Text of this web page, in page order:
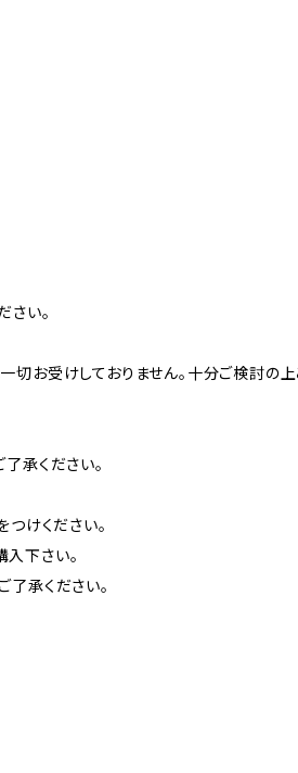
さい。
お受けしておりません。十分ご検討の
承ください。
けください。
下さい。
承ください。